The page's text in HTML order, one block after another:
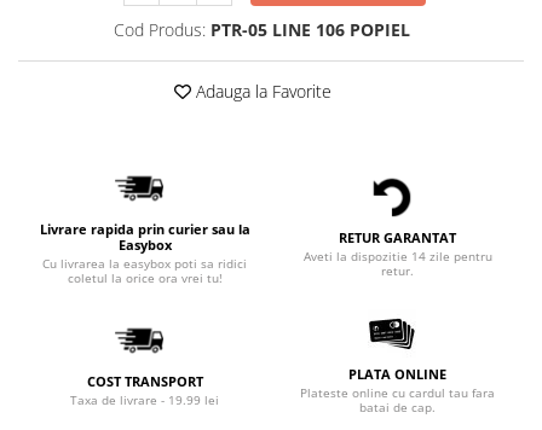
Cod Produs: PTR-05 LINE 106 POPIEL
Adauga la Favorite
Livrare rapida prin curier sau la
Easybox
Cu livrarea la easybox poti sa ridici
coletul la orice ora vrei tu!
RETUR GARANTAT
Aveti la dispozitie 14 zile pentru
retur.
COST TRANSPORT
Taxa de livrare - 19.99 lei
PLATA ONLINE
Plateste online cu cardul tau fara
batai de cap.